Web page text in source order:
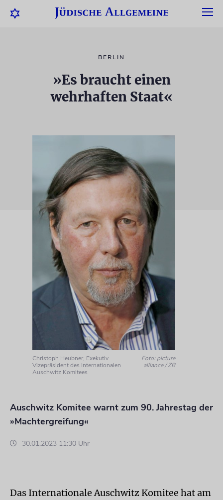
BERLIN
»Es braucht einen
wehrhaften Staat«
Christoph Heubner, Exekutiv
Vizepräsident des Internationalen
Auschwitz Komitees
Foto: picture
alliance / ZB
Auschwitz Komitee warnt zum 90. Jahrestag der
»Machtergreifung«
30.01.2023 11:30 Uhr
Das Internationale Auschwitz Komitee hat am